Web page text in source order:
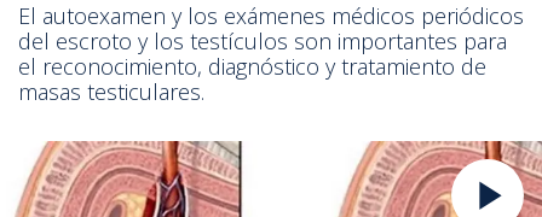
El autoexamen y los exámenes médicos periódicos
del escroto y los testículos son importantes para
el reconocimiento, diagnóstico y tratamiento de
masas testiculares.